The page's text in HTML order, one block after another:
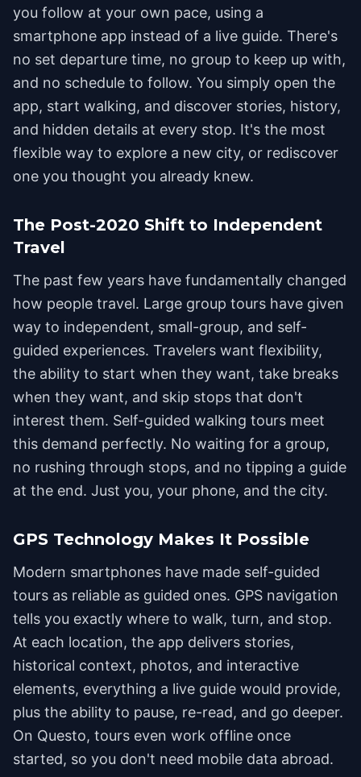
you follow at your own pace, using a
smartphone app instead of a live guide. There's
no set departure time, no group to keep up with,
and no schedule to follow. You simply open the
app, start walking, and discover stories, history,
and hidden details at every stop. It's the most
flexible way to explore a new city, or rediscover
one you thought you already knew.
The Post-2020 Shift to Independent
Travel
The past few years have fundamentally changed
how people travel. Large group tours have given
way to independent, small-group, and self-
guided experiences. Travelers want flexibility,
the ability to start when they want, take breaks
when they want, and skip stops that don't
interest them. Self-guided walking tours meet
this demand perfectly. No waiting for a group,
no rushing through stops, and no tipping a guide
at the end. Just you, your phone, and the city.
GPS Technology Makes It Possible
Modern smartphones have made self-guided
tours as reliable as guided ones. GPS navigation
tells you exactly where to walk, turn, and stop.
At each location, the app delivers stories,
historical context, photos, and interactive
elements, everything a live guide would provide,
plus the ability to pause, re-read, and go deeper.
On Questo, tours even work offline once
started, so you don't need mobile data abroad.